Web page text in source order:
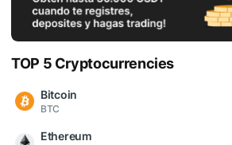
TOP 5 Cryptocurrencies
Bitcoin
BTC
Ethereum